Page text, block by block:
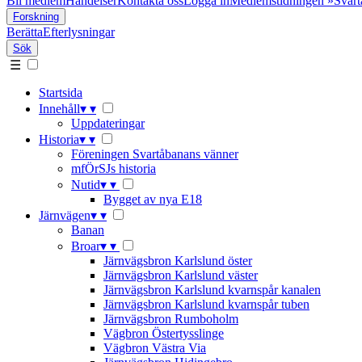
Forskning
BerättaEfterlysningar
Sök
☰
Startsida
Innehåll▾ ▾
Uppdateringar
Historia▾ ▾
Föreningen Svartåbanans vänner
mfÖrSJs historia
Nutid▾ ▾
Bygget av nya E18
Järnvägen▾ ▾
Banan
Broar▾ ▾
Järnvägsbron Karlslund öster
Järnvägsbron Karlslund väster
Järnvägsbron Karlslund kvarnspår kanalen
Järnvägsbron Karlslund kvarnspår tuben
Järnvägsbron Rumboholm
Vägbron Östertysslinge
Vägbron Västra Via